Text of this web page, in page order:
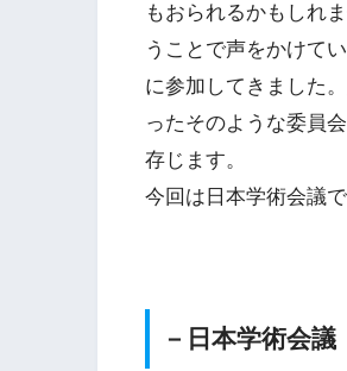
もおられるかもしれ
うことで声をかけて
に参加してきました
ったそのような委員
存じます。
今回は日本学術会議で
－ 日本学術会